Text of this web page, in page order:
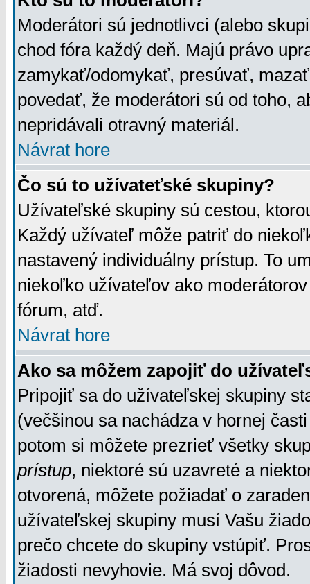
Moderátori sú jednotlivci (alebo
chod fóra každý deň. Majú právo
zamykať/odomykať, presúvať,
povedať, že moderátori sú od toho,
nepridávali otravný materiál.
Návrat hore
Čo sú to užívateťské skupiny?
Užívateľské skupiny sú cestou,
Každý užívateľ môže patriť do
nastavený individuálny prístup. To
niekoľko užívateľov ako
fórum, atď.
Návrat hore
Ako sa môžem zapojiť do
Pripojiť sa do užívateľskej skupiny
(večšinou sa nachádza v hornej
potom si môžete prezrieť všetky
prístup, niektoré sú uzavreté a
otvorená, môžete požiadať o
užívateľskej skupiny musí Vašu
prečo chcete do skupiny vstúpiť.
žiadosti nevyhovie. Má svoj dôvod.